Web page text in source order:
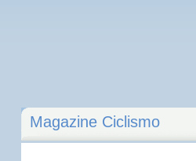
Magazine Ciclismo